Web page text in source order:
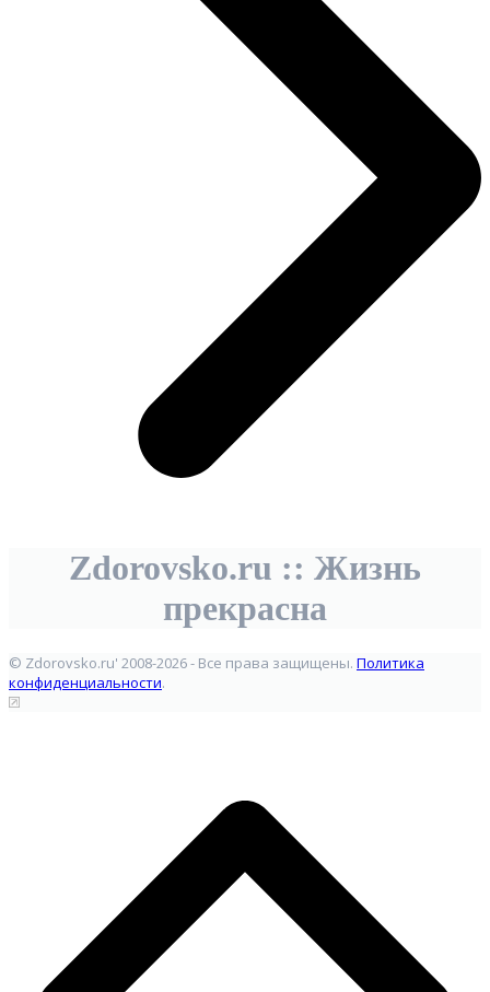
Zdorovsko.ru :: Жизнь
прекрасна
© Zdorovsko.ru' 2008-2026 - Все права защищены. Политика
конфиденциальности.